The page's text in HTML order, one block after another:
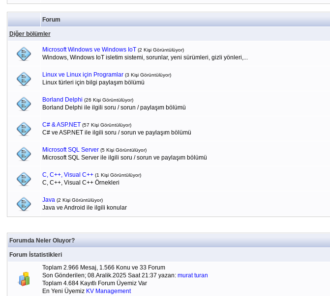
Forum
Diğer bölümler
Microsoft Windows ve Windows IoT (2 Kişi Görüntülüyor)
Windows, Windows IoT isletim sistemi, sorunlar, yeni sürümleri, gizli yönleri,...
Linux ve Linux için Programlar (3 Kişi Görüntülüyor)
Linux türleri için bilgi paylaşım bölümü
Borland Delphi (26 Kişi Görüntülüyor)
Borland Delphi ile ilgili soru / sorun / paylaşım bölümü
C# & ASP.NET (57 Kişi Görüntülüyor)
C# ve ASP.NET ile ilgili soru / sorun ve paylaşım bölümü
Microsoft SQL Server (5 Kişi Görüntülüyor)
Microsoft SQL Server ile ilgili soru / sorun ve paylaşım bölümü
C, C++, Visual C++ (1 Kişi Görüntülüyor)
C, C++, Visual C++ Örnekleri
Java (2 Kişi Görüntülüyor)
Java ve Android ile ilgili konular
Forumda Neler Oluyor?
Forum İstatistikleri
Toplam 2.966 Mesaj, 1.566 Konu ve 33 Forum
Son Gönderilen; 08.Aralik.2025 Saat 21:37 yazan: murat turan
Toplam 4.684 Kayıtlı Forum Üyemiz Var
En Yeni Üyemiz KV Management